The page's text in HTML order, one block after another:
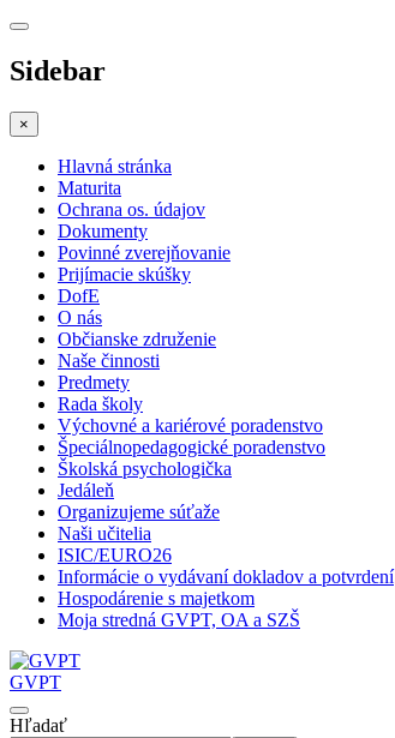
Sidebar
×
Hlavná stránka
Maturita
Ochrana os. údajov
Dokumenty
Povinné zverejňovanie
Prijímacie skúšky
DofE
O nás
Občianske združenie
Naše činnosti
Predmety
Rada školy
Výchovné a kariérové poradenstvo
Špeciálnopedagogické poradenstvo
Školská psychologička
Jedáleň
Organizujeme súťaže
Naši učitelia
ISIC/EURO26
Informácie o vydávaní dokladov a potvrdení
Hospodárenie s majetkom
Moja stredná GVPT, OA a SZŠ
GVPT
Hľadať